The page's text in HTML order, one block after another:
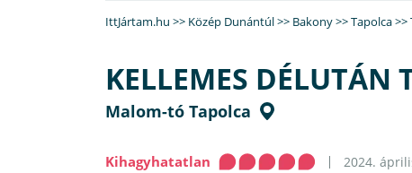
IttJártam.hu >> Közép Dunántúl>> Bakony>>Tapolca>>
KELLEMES DÉLUTÁN
Malom-tó Tapolca
Kihagyhatatlan 2024.